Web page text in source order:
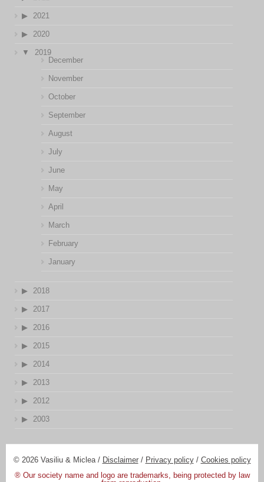
2021
2020
2019
December
November
October
September
August
July
June
May
April
March
February
January
2018
2017
2016
2015
2014
2013
2012
2003
© 2026 Vasiliu & Miclea / Disclaimer/ Privacy policy/ Cookies policy
® Our society name and logo are trademarks, being protected by law